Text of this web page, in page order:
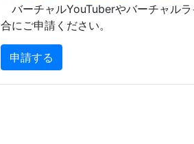
バーチャルYouTuberやバーチャル
合にご申請ください。
申請する